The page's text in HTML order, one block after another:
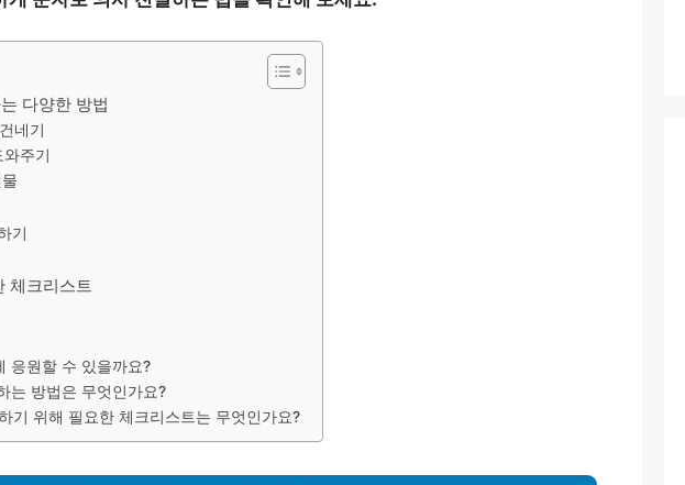
다양한 방법
네기
주기
기
체크리스트
응원할 수 있을까요?
는 방법은 무엇인가요?
기 위해 필요한 체크리스트는 무엇인가요?